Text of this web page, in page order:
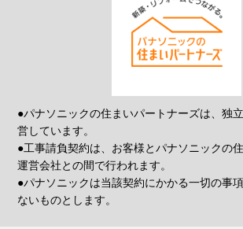
●パナソニックの住まいパートナーズは、独
営しています。
●工事請負契約は、お客様とパナソニックの
運営会社との間で行われます。
●パナソニックは当該契約にかかる一切の事
ないものとします。